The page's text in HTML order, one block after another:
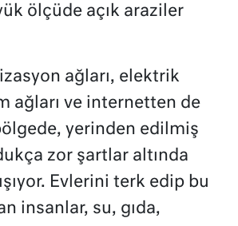
ölçüde açık araziler
ağları, elektrik
ağları ve internetten de
yerinden edilmiş
zor şartlar altında
Evlerini terk edip bu
insanlar, su, gıda,